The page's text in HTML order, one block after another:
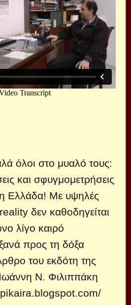
όλοι στο μυαλό τους:
και σφυγμομετρήσεις
η Ελλάδα! Με υψηλές
δεν καθοδηγείται
λίγο καιρό
ξανά προς τη δόξα
του εκδότη της
Ν. Φιλιππάκη